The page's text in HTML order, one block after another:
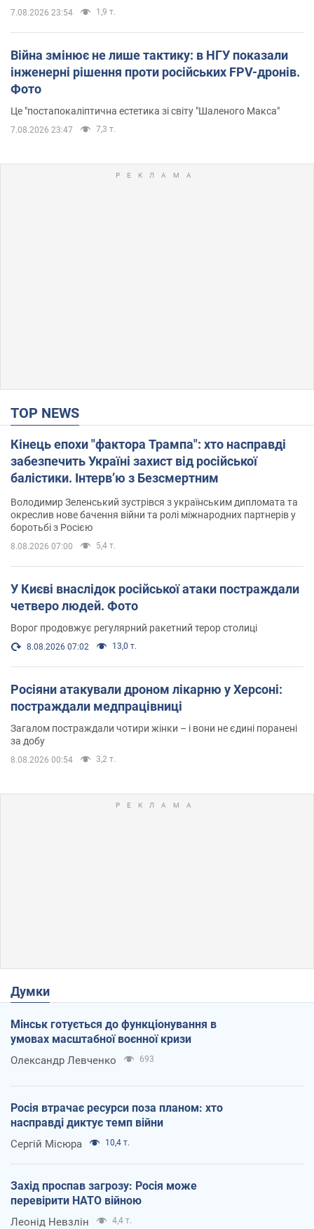
7.08.2026 23:54 1,9 т.
Війна змінює не лише тактику: в НГУ показали
інженерні рішення проти російських FPV-дронів.
Фото
Це "постапокаліптична естетика зі світу "Шаленого Макса"
7.08.2026 23:47 7,3 т.
TOP NEWS
Кінець епохи "фактора Трампа": хто насправді
забезпечить Україні захист від російської
балістики. Інтерв’ю з Безсмертним
Володимир Зеленський зустрівся з українським дипломата та
окреслив нове бачення війни та ролі міжнародних партнерів у
боротьбі з Росією
8.08.2026 07:00 5,4 т.
У Києві внаслідок російської атаки постраждали
четверо людей. Фото
Ворог продовжує регулярний ракетний терор столиці
8.08.2026 07:02 13,0 т.
Росіяни атакували дроном лікарню у Херсоні:
постраждали медпрацівниці
Загалом постраждали чотири жінки – і вони не єдині поранені
за добу
8.08.2026 00:54 3,2 т.
Думки
Мінськ готується до функціонування в
умовах масштабної воєнної кризи
Олександр Левченко 693
Росія втрачає ресурси поза планом: хто
насправді диктує темп війни
Сергій Місюра 10,4 т.
Захід проспав загрозу: Росія може
перевірити НАТО війною
Леонід Невзлін 4,4 т.